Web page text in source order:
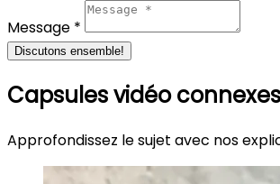
Message *
Discutons ensemble!
Capsules vidéo connexes
Approfondissez le sujet avec nos